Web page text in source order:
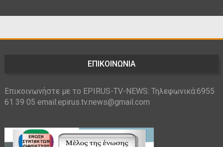
ΕΠΙΚΟΙΝΩΝΙΑ
Επικοινωνήστε με το EPIRUS-TV-NEWS: Τηλεφωνικά:6955
61 39 05 email:epirus.tv.news@gmail.com